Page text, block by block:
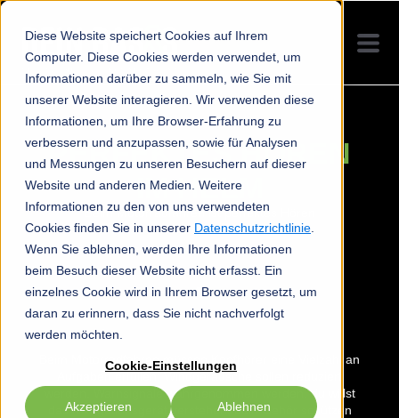
Diese Website speichert Cookies auf Ihrem
Computer. Diese Cookies werden verwendet, um
Informationen darüber zu sammeln, wie Sie mit
unserer Website interagieren. Wir verwenden diese
Informationen, um Ihre Browser-Erfahrung zu
verbessern und anzupassen, sowie für Analysen
und Messungen zu unseren Besuchern auf dieser
Website und anderen Medien. Weitere
Informationen zu den von uns verwendeten
Cookies finden Sie in unserer Datenschutzrichtlinie
Wenn Sie ablehnen, werden Ihre Informationen
beim Besuch dieser Website nicht erfasst. Ein
einzelnes Cookie wird in Ihrem Browser gesetzt, um
daran zu erinnern, dass Sie nicht nachverfolgt
werden möchten.
Cookie-Einstellungen
Akzeptieren Ablehnen
PERFEKTES HÖREN
IM HELM
Beim Motorradfahren ist perfektes Hören
sicherheitsrelevant
Beim Motorradfahren müssen Kopfhörer eine Vielzahl an
Aufgaben erfüllen: Windgeräusche sollen reduziert
werden, Warnsignale wahrgenommen werden, du willst
das Navigationsgerät verstehen, dein Gehör schützen